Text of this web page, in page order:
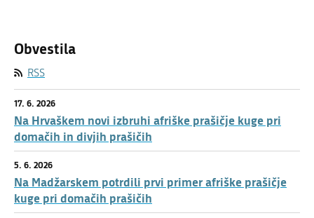
Obvestila
RSS
17. 6. 2026
Na Hrvaškem novi izbruhi afriške prašičje kuge pri
domačih in divjih prašičih
5. 6. 2026
Na Madžarskem potrdili prvi primer afriške prašičje
kuge pri domačih prašičih